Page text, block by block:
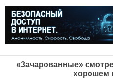
«Зачарованные»
хорошем